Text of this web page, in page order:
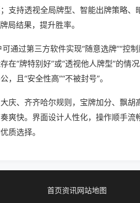
支持透视全局牌型、智能出牌策略、
局结果，提升胜率。
通过第三方软件实现“随意选牌”“控制
在“牌特别好”或“透视他人牌型”的情
且“安全性高”“不被封号”。
庆、齐齐哈尔规则，宝牌加分、飘胡
爽快。界面设计人性化，操作顺手流
质选择。
首页资讯网站地图